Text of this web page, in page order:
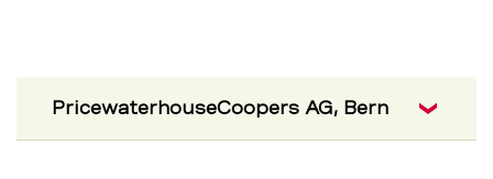
PricewaterhouseCoopers AG, Bern